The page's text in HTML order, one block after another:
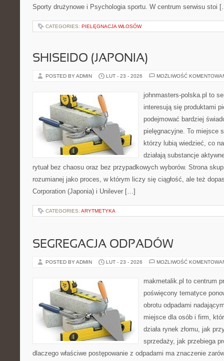
Sporty drużynowe i Psychologia sportu. W centrum serwisu stoi
CATEGORIES: PIELĘGNACJA WŁOSÓW
SHISEIDO (JAPONIA)
POSTED BY ADMIN LUT - 23 - 2026 MOŻLIWOŚĆ
johnmasters-polska.pl to
interesują się produktami
podejmować bardziej
pielęgnacyjne. To miejsce
którzy lubią wiedzieć, co
działają substancje
rytuał bez chaosu oraz bez przypadkowych wyborów. Strona
rozumianej jako proces, w którym liczy się ciągłość, ale też
Corporation (Japonia) i Unilever […]
CATEGORIES: ARYTMETYKA
SEGREGACJA ODPADÓW
POSTED BY ADMIN LUT - 23 - 2026 MOŻLIWOŚĆ
makmetalik.pl to centrum
poświęcony tematyce
obrotu odpadami
miejsce dla osób i firm,
działa rynek złomu, jak
sprzedaży, jak przebiega
dlaczego właściwe postępowanie z odpadami ma znaczenie